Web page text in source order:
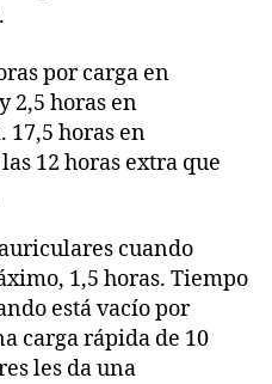
por carga en
2,5 horas en
horas en
12 horas extra que
cuando
1,5 horas. Tiempo
está vacío por
carga rápida de 10
les da una